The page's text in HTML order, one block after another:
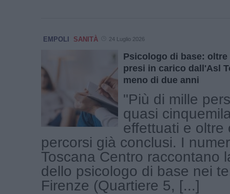
EMPOLI SANITÀ 24 Luglio 2026
Psicologo di base: oltre
presi in carico dall'Asl
meno di due anni
"Più di mille
quasi
effettuati e oltre
percorsi già conclusi. I
Toscana Centro raccontano
dello psicologo di base nei
Firenze (Quartiere 5, [...]